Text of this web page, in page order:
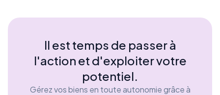
Il est temps de passer à
l'action et d'exploiter votre
potentiel.
Gérez vos biens en toute autonomie grâce à